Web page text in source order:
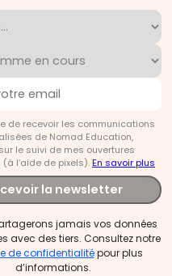
de recevoir les communications
de Nomad Education,
le suivi de mes ouvertures
l’aide de pixels).En savoir plus
la newsletter
jamais vos données
avec des tiers. Consultez notre
de confidentialitépour plus
d’informations.